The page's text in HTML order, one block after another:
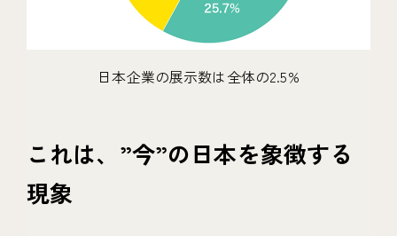
日本企業の展示数は全体の2.5%
これは、”今”の日本を象徴する
現象